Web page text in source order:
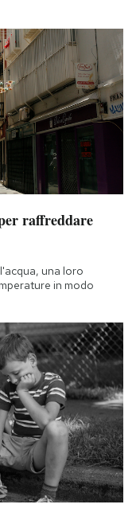
raffreddare
una loro
in modo